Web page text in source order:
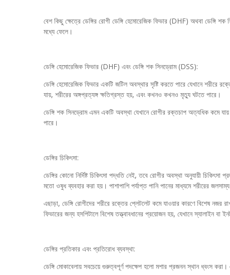
বেশ কিছু ক্ষেত্রে ডেঙ্গির রোগী ডেঙ্গি হেমোরেজিক ফিভার (DHF) অথবা
মধ্যে ফেলে।
ডেঙ্গি হেমোরেজিক ফিভার (DHF) এবং ডেঙ্গি শক সিনড্রোম (DSS):
ডেঙ্গি হেমোরেজিক ফিভার একটি জটিল অবস্থার সৃষ্টি করতে পারে যেখানে
যায়, শরীরের অঙ্গপ্রত্যঙ্গ ক্ষতিগ্রস্ত হয়, এবং কখনও কখনও মৃত্যু ঘটতে পারে।
ডেঙ্গি শক সিনড্রোম এমন একটি অবস্থা যেখানে রোগীর রক্তচাপ অত্যধিক কমে
পারে।
ডেঙ্গির চিকিৎসা:
ডেঙ্গির কোনো নির্দিষ্ট চিকিৎসা পদ্ধতি নেই, তবে রোগীর অবস্থা অনুযায়ী
মতো ওষুধ ব্যবহার করা হয়। পাশাপাশি পর্যাপ্ত পানি পানের মাধ্যমে শরীরের
এছাড়া, ডেঙ্গি রোগীদের শরীরে রক্তের প্লেটলেট কমে যাওয়ার কারণে বিশেষ নজর
ফিভারের জন্য হসপিটালে বিশেষ তত্ত্বাবধানের প্রয়োজন হয়, যেখানে স্যালাইন বা
ডেঙ্গির প্রতিকার এবং প্রতিরোধ ব্যবস্থা:
ডেঙ্গি মোকাবেলায় সবচেয়ে গুরুত্বপূর্ণ পদক্ষেপ হলো মশার প্রজনন স্থান ধ্বংস